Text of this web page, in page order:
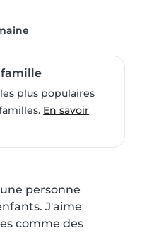
plus populaires
En savoir
personne
J'aime
comme des